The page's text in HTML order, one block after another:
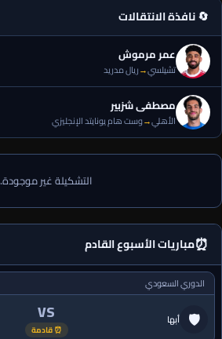
🔄 نافذة الانتقالات
عمر مرموش
تشيلسي→ريال مدريد
مصطفى شزبير
الأهلي→وست هام يونايتد الإنجليزي
التشكيلة غير موجودة.
⏰مباريات الأسبوع القادم
الدوري السعودي
🛡 أبها VS
⏰ قادمة